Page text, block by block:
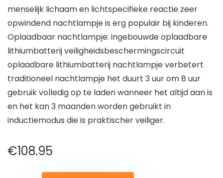
menselijk lichaam en lichtspecifieke reactie zeer
opwindend nachtlampje is erg populair bij kinderen.
Oplaadbaar nachtlampje: ingebouwde oplaadbare
lithiumbatterij veiligheidsbeschermingscircuit
oplaadbare lithiumbatterij nachtlampje verbetert
traditioneel nachtlampje het duurt 3 uur om 8 uur
gebruik volledig op te laden wanneer het altijd aan is
en het kan 3 maanden worden gebruikt in
inductiemodus die is praktischer veiliger.
€108.95